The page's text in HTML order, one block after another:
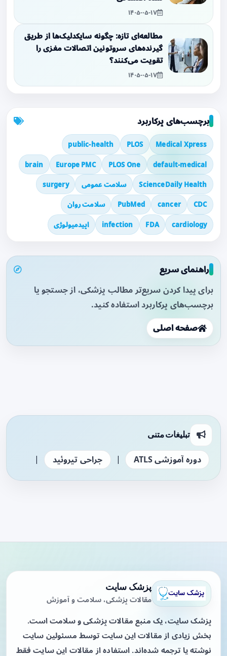
۱۴۰۵-۰۵-۱۷
مطالعه‌ای تازه: چگونه سایکدلیک‌ها از طریق
گیرنده‌های سروتونین اتصالات مغزی را
تقویت می‌کنند؟
۱۴۰۵-۰۵-۱۷
برچسب‌های پرکاربرد
Medical Xpress
PLOS
public-health
default-medical
PLOS One
Europe PMC
brain
ScienceDaily Health سلامت عمومی surgery
CDC
cancer
PubMed سلامت روان
cardiology
FDA
infection اپیدمیولوژی
راهنمای سریع
برای پیدا کردن سریع‌تر مطالب پزشکی، از جستجو یا
برچسب‌های پرکاربرد استفاده کنید.
صفحه اصلی
تبلیغات متنی
دوره آموزشی ATLS | جراحی تیروئید |
پزشک سایت
مقالات پزشکی، سلامت و آموزش
پزشک سایت، یک منبع مقالات پزشکی و سلامت است.
بخش زیادی از مقالات این سایت توسط مسئولین سایت
نوشته یا ترجمه شده‌اند. استفاده از مقالات این سایت فقط